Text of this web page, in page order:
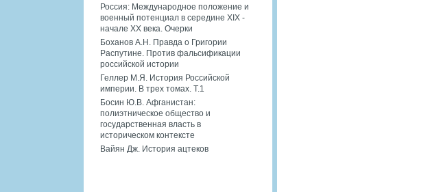
Россия: Международное положение и
военный потенциал в середине XIX -
начале XX века. Очерки
Боханов А.Н. Правда о Григории
Распутине. Против фальсификации
российской истории
Геллер М.Я. История Российской
империи. В трех томах. Т.1
Босин Ю.В. Афганистан:
полиэтническое общество и
государственная власть в
историческом контексте
Вайян Дж. История ацтеков